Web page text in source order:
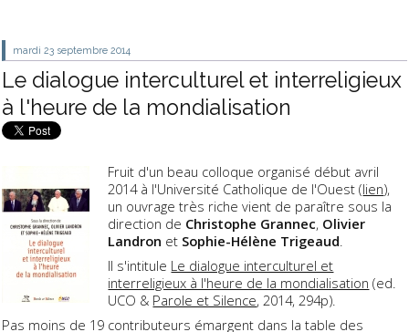
mardi 23 septembre 2014
Le dialogue interculturel et interreligieux
à l'heure de la mondialisation
Fruit d'un beau colloque organisé début avril
2014 à l'Université Catholique de l'Ouest (lien),
un ouvrage très riche vient de paraître sous la
direction de Christophe Grannec, Olivier
Landron et Sophie-Hélène Trigeaud
Il s'intitule Le dialogue interculturel et
interreligieux à l'heure de la mondialisation (ed.
UCO & Parole et Silence, 2014, 294p).
Pas moins de 19 contributeurs émargent dans la table des